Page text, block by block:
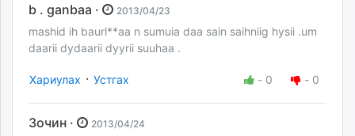
b . ganbaa · 2013/04/23
mashid ih baurl**aa n sumuia daa sain saihniig hysii .um
daarii dydaarii dyyrii suuhaa .
Хариулах · Устгах - 0 - 0
Зочин · 2013/04/24